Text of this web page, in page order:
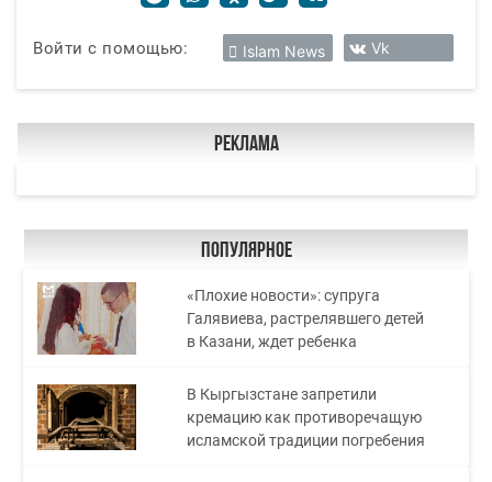
Войти с помощью: Islam News Vk
Реклама
Популярное
«Плохие новости»: супруга
Галявиева, растрелявшего детей
в Казани, ждет ребенка
В Кыргызстане запретили
кремацию как противоречащую
исламской традиции погребения